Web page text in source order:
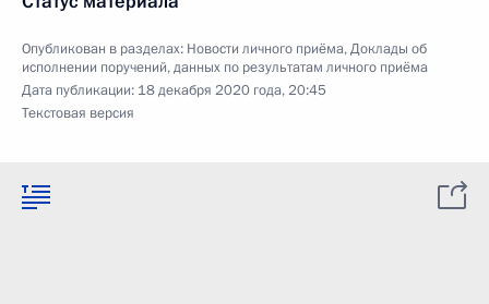
Опубликован в разделах: Новости личного приёма,Доклады об
исполнении поручений, данных по результатам личного приёма
Дата публикации: 18 декабря 2020 года, 20:45
Текстовая версия